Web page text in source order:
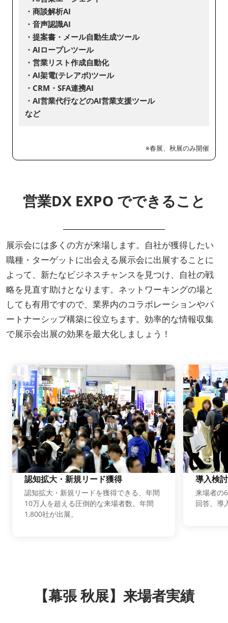
・商談解析AI
・音声認識AI
・提案書・メール自動生成ツール
・AIロープレツール
・営業リスト作成自動化
・AI架電(テレアポ)ツール
・CRM・SFA連携AI
・AI営業代行などのAI営業支援ツール
など
※春展、秋展のみ開催
営業DX EXPO でできること
展示会には多くの方が来場します。自社が獲得したい
職種・ターゲットに出会える展示会に出展することに
よって、新たなビジネスチャンスを見つけ、自社の戦
略を見直す助けとなります。ネットワーキングの場と
しても有用ですので、業界内のコラボレーションやパ
ートナーシップ構築に役立ちます。効率的な情報収集
で展示会出展の効果を最大化しましょう！
認知拡大・新規リード獲得
認知拡大・新規リードを獲得できる、年間
10万人を超える圧倒的な来場者数。年間
1,800社が出展。
導入検
来場者の
回答。導
【幕張 秋展】来場者実績